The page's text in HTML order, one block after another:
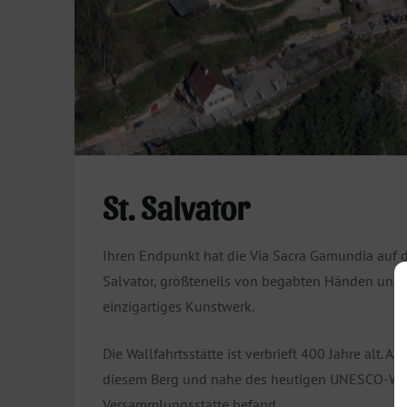
St. Salvator
Ihren Endpunkt hat die Via Sacra Gamundia auf
Salvator, größteneils von begabten Händen und
einzigartiges Kunstwerk.
Die Wallfahrtsstätte ist verbrieft 400 Jahre alt.
diesem Berg und nahe des heutigen UNESCO-